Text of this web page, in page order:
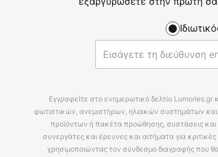
Εγγραφείτε στο ενημερωτικό δελτίο
φωτιστικών, ανεμιστήρων, ηλιακών συστημάτων
προϊόντων ή πακέτα προώθησης, συστάσεις
συνεργάτες και έρευνες και αιτήματα για
χρησιμοποιώντας τον σύνδεσμο διαγραφής που